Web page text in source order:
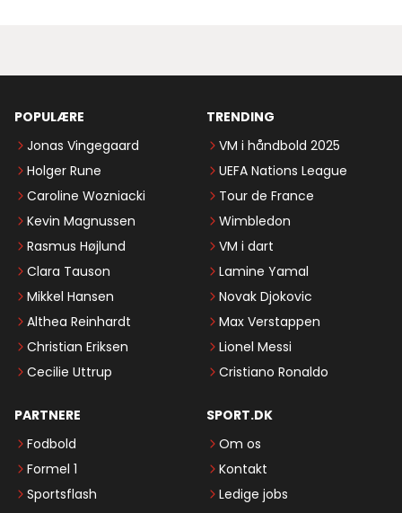
POPULÆRE
Jonas Vingegaard
Holger Rune
Caroline Wozniacki
Kevin Magnussen
Rasmus Højlund
Clara Tauson
Mikkel Hansen
Althea Reinhardt
Christian Eriksen
Cecilie Uttrup
TRENDING
VM i håndbold 2025
UEFA Nations League
Tour de France
Wimbledon
VM i dart
Lamine Yamal
Novak Djokovic
Max Verstappen
Lionel Messi
Cristiano Ronaldo
PARTNERE
Fodbold
Formel 1
Sportsflash
SPORT.DK
Om os
Kontakt
Ledige jobs